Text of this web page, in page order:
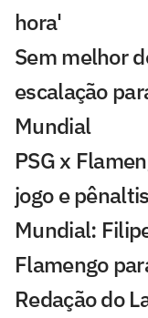
hora'
Sem melhor
escalação
Mundial
PSG x
jogo e
Mundial:
Flamengo
Redação do